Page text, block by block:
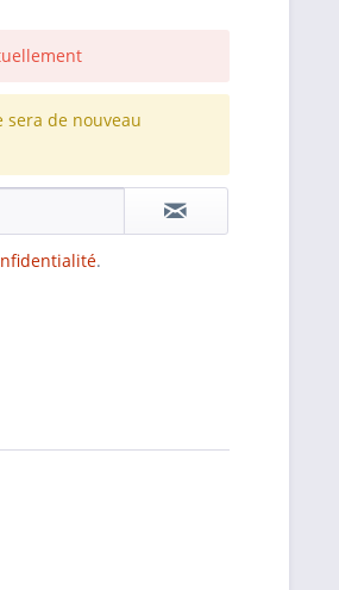
de nouveau
.